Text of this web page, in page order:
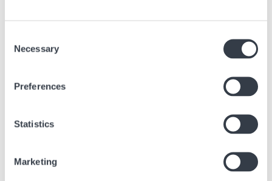
Selection
Necessary
Preferences
Statistics
Marketing
Berlino Germania Berlino